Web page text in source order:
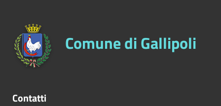
Comune di Gallipoli
Contatti